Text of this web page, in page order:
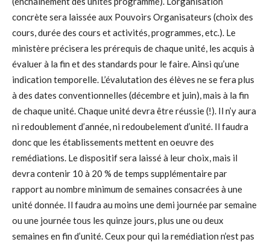
concrète sera laissée aux Pouvoirs Organisateurs (choix des
cours, durée des cours et activités, programmes, etc.). Le
ministère précisera les prérequis de chaque unité, les acquis à
évaluer à la fin et des standards pour le faire. Ainsi qu’une
indication temporelle. L’évalutation des élèves ne se fera plus
à des dates conventionnelles (décembre et juin), mais à la fin
de chaque unité. Chaque unité devra être réussie (!). Il n’y aura
ni redoublement d’année, ni redoubelement d’unité. Il faudra
donc que les établissements mettent en oeuvre des
remédiations. Le dispositif sera laissé à leur choix, mais il
devra contenir 10 à 20 % de temps supplémentaire par
rapport au nombre minimum de semaines consacrées à une
unité donnée. Il faudra au moins une demi journée par semaine
ou une journée tous les quinze jours, plus une ou deux
semaines en fin d’unité. Ceux pour qui la remédiation n’est pas